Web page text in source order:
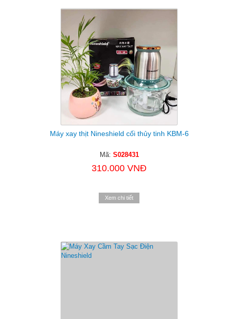
Máy xay thịt Nineshield cối thủy tinh KBM-6
Mã: S028431
310.000 VNĐ
Xem chi tiết